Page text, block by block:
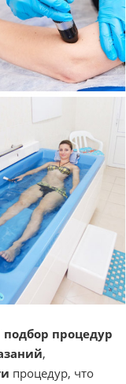
процедур
,
процедур, что